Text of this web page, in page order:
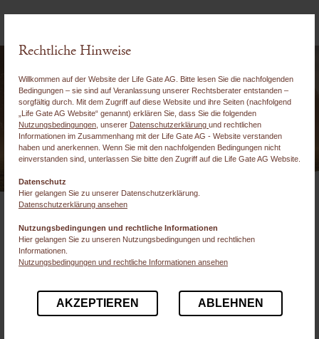
Rechtliche Hinweise
Willkommen auf der Website der Life Gate AG. Bitte lesen Sie die nachfolgenden
Bedingungen – sie sind auf Veranlassung unserer Rechtsberater entstanden –
sorgfältig durch. Mit dem Zugriff auf diese Website und ihre Seiten (nachfolgend
„Life Gate AG Website“ genannt) erklären Sie, dass Sie die folgenden
Nutzungsbedingungen , unserer Datenschutzerklärung und rechtlichen
Informationen im Zusammenhang mit der Life Gate AG - Website verstanden
haben und anerkennen. Wenn Sie mit den nachfolgenden Bedingungen nicht
einverstanden sind, unterlassen Sie bitte den Zugriff auf die Life Gate AG Website.
Datenschutz
Hier gelangen Sie zu unserer Datenschutzerklärung.
Datenschutzerklärung ansehen
Nutzungsbedingungen und rechtliche Informationen
Hier gelangen Sie zu unseren Nutzungsbedingungen und rechtlichen
Informationen.
Nutzungsbedingungen und rechtliche Informationen ansehen
AKZEPTIEREN ABLEHNEN
Finanzberatung tätig und bietet Ihrer Kundschaft ein
umfassendes 360° Beratungskonzept in den Bereichen
Versicherungen und Vorsorge.